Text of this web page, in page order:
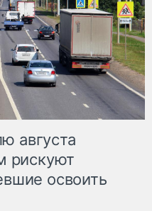
августа
рискуют
освоить